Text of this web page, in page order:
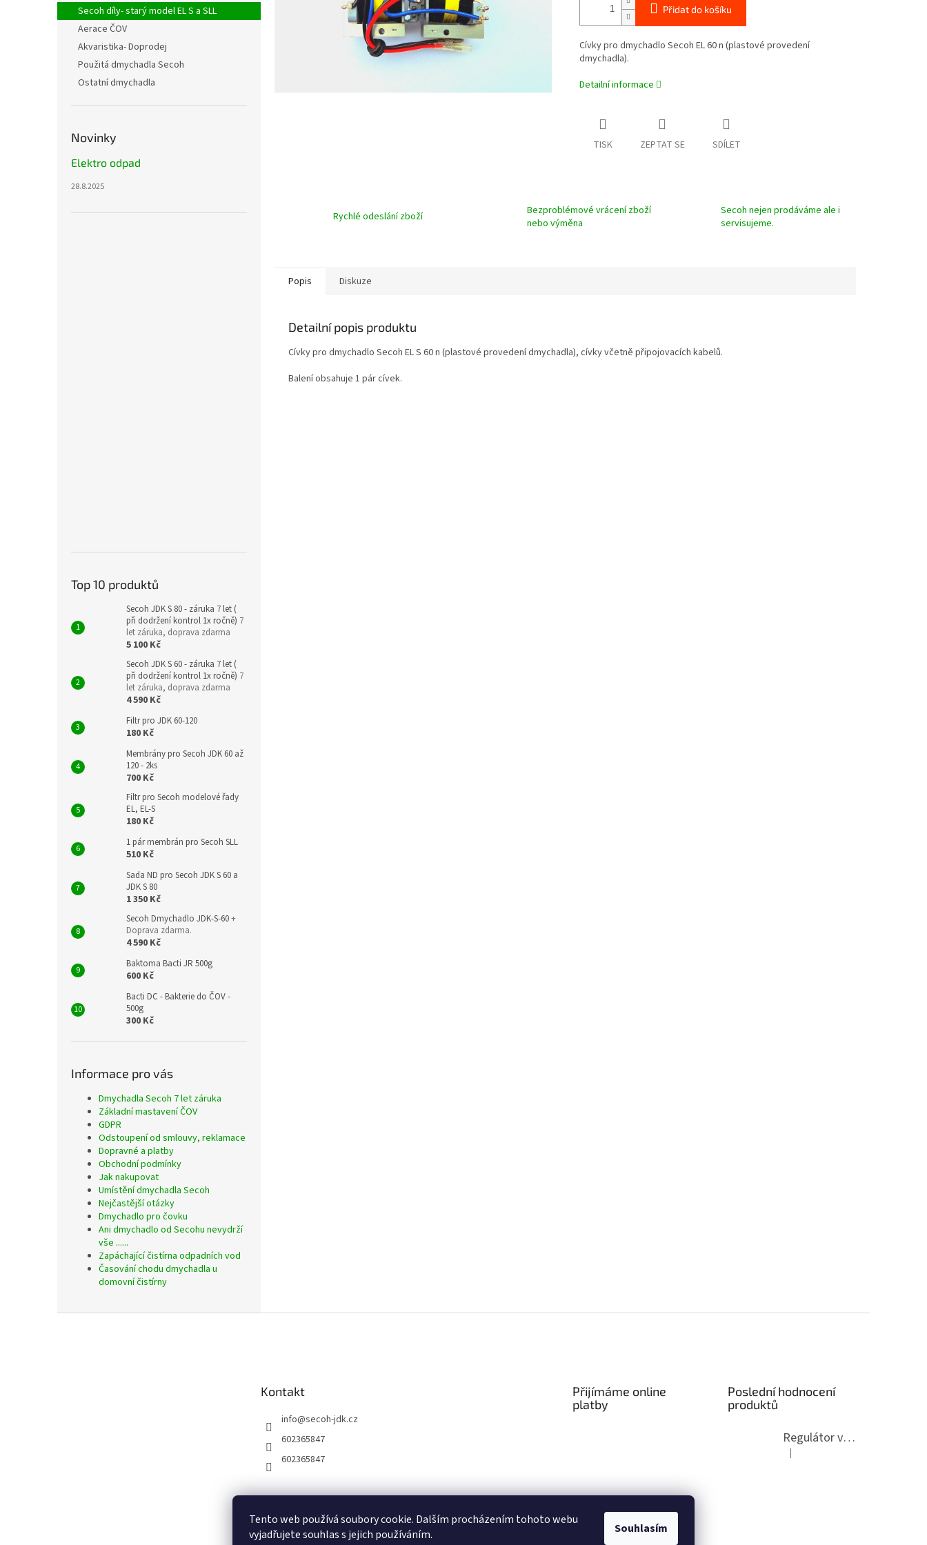
Tento web používá soubory cookie. Dalším procházením tohoto webu
vyjadřujete souhlas s jejich používáním.
Souhlasím
n
e
Secoh díly- starý model EL S a SLL
Aerace ČOV
Akvaristika- Doprodej
Použitá dmychadla Secoh
Ostatní dmychadla
Novinky
Elektro odpad
28.8.2025
Top 10 produktů
Secoh JDK S 80 - záruka 7 let (
při dodržení kontrol 1x ročně) 7
let záruka, doprava zdarma
5 100 Kč
Secoh JDK S 60 - záruka 7 let (
při dodržení kontrol 1x ročně) 7
let záruka, doprava zdarma
4 590 Kč
Filtr pro JDK 60-120
180 Kč
Membrány pro Secoh JDK 60 až
120 - 2ks
700 Kč
Filtr pro Secoh modelové řady
EL, EL-S
180 Kč
1 pár membrán pro Secoh SLL
510 Kč
Sada ND pro Secoh JDK S 60 a
JDK S 80
1 350 Kč
Secoh Dmychadlo JDK-S-60+
Doprava zdarma.
4 590 Kč
Baktoma Bacti JR 500g
600 Kč
Bacti DC - Bakterie do ČOV -
500g
300 Kč
Informace pro vás
Dmychadla Secoh 7 let záruka
Základní mastavení ČOV
GDPR
Odstoupení od smlouvy, reklamace
Dopravné a platby
Obchodní podmínky
Jak nakupovat
Umístění dmychadla Secoh
Nejčastější otázky
Dmychadlo pro čovku
Ani dmychadlo od Secohu nevydrží
vše ......
Zapáchající čistírna odpadních vod
Časování chodu dmychadla u
domovní čistírny
Přidat do košíku
Cívky pro dmychadlo Secoh EL 60 n (plastové provedení
dmychadla).
Detailní informace
TISK ZEPTAT SE SDÍLET
Rychlé odeslání zboží
Bezproblémové vrácení zboží
nebo výměna
Secoh nejen prodáváme ale i
servisujeme.
Popis Diskuze
Detailní popis produktu
Cívky pro dmychadlo Secoh EL S 60 n (plastové provedení dmychadla), cívky včetně připojovacích kabelů.
Balení obsahuje 1 pár cívek.
Kontakt
info@secoh-jdk.cz
602365847
602365847
Přijímáme online
platby
Poslední hodnocení
produktů
Regulátor výkonu dmychadla ČOV
Hodnocení produktu je 5 z 5
|
Nákup nad 1500 Kč dopravné zdarma Autorizovaný servis Secoh